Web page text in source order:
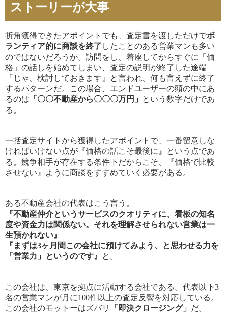
ストーリーが大事
折角獲得できたアポイントでも、査定書を渡しただけでボ
ランティア的に商談を終了 したことのある営業マンも多い
のではないだろうか。訪問をし、着座してからすぐに「価
格」の話しを始めてしまい、査定の説明が終了した途端
『じゃ、検討しておきます』と言われ、何も言えずに終了
するパターンだ。この場合、エンドユーザーの頭の中にあ
るのは 「〇〇不動産から〇〇〇万円」
という数字だけであ
る。
一括査定サイトから獲得したアポイントで、一番留意しな
ければいけない点が『価格の話こそ最後に』という点であ
る。競争相手が存在する条件下だからこそ、『価格で比較
させない』ように商談をすすめていく必要がある。
ある不動産会社の代表はこう言う。
『不動産仲介というサービスのクオリティに、看板の知名
度や資金力は関係ない。それを理解させられない営業は一
生預かれない』
『まずは3ヶ月間この会社に預けてみよう、と思わせる力を
「営業力」というのです』
と。
この会社は、東京を拠点に活動する会社である。代表以下3
名の営業マンが月に100件以上の査定反響を対応している。
この会社のモットーはズバリ
「即決クロージング」 だ。